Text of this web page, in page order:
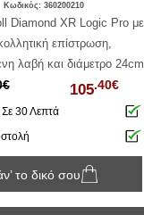
Κωδικός: 360200210
Diamond XR Logic Pro με
επίστρωση,
λαβή και διάμετρο 24cm
105.40€
30 Λεπτά
το δικό σου